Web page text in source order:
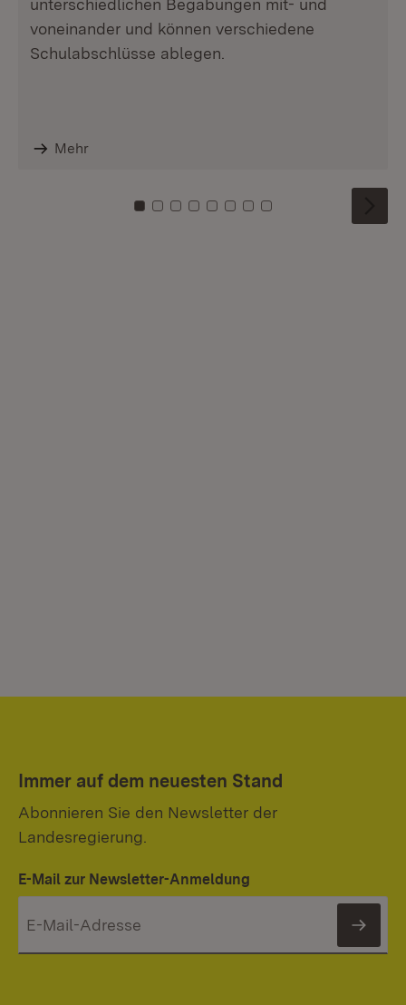
unterschiedlichen Begabungen mit- und
voneinander und können verschiedene
Schulabschlüsse ablegen.
Mehr
Zu Kachel: 0
Zu Kachel: 1
Zu Kachel: 2
Zu Kachel: 3
Zu Kachel: 4
Zu Kachel: 5
Zu Kachel: 6
Zu Kachel: 7
Immer auf dem neuesten Stand
Abonnieren Sie den Newsletter der
Landesregierung.
E-Mail zur Newsletter-Anmeldung